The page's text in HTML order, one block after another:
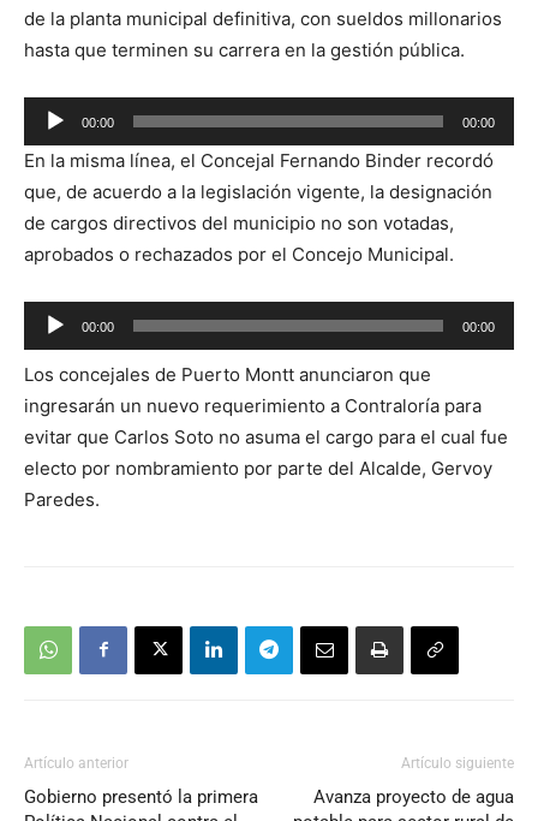
de la planta municipal definitiva, con sueldos millonarios
hasta que terminen su carrera en la gestión pública.
Reproductor
de
audio
00:00 00:00
En la misma línea, el Concejal Fernando Binder recordó
que, de acuerdo a la legislación vigente, la designación
de cargos directivos del municipio no son votadas,
aprobados o rechazados por el Concejo Municipal.
Reproductor
de
audio
00:00 00:00
Los concejales de Puerto Montt anunciaron que
ingresarán un nuevo requerimiento a Contraloría para
evitar que Carlos Soto no asuma el cargo para el cual fue
electo por nombramiento por parte del Alcalde, Gervoy
Paredes.
Artículo anterior
Gobierno presentó la primera
Artículo siguiente
Avanza proyecto de agua